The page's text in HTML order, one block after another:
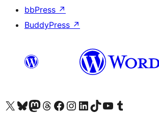
bbPress ↗
BuddyPress ↗
Mergi la contul nostru X (fost Twitter)
Vizitează contul nostru Bluesky
Vizitează contul nostru Mastodon
Vizitează contul nostru Threads
Vizitează pagina noastră Facebook
Vizitează-ne pe Instagram
Vizitează-ne pe LinkedIn
Vizitează contul nostru TikTok
Vizitează canalul nostru YouTube
Vizitează contul nostru Tumblr